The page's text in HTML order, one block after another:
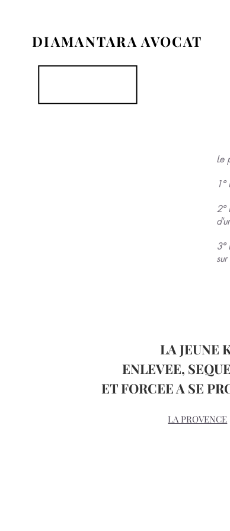
DIAMANTARA AVOCAT
Le
1°
2°
3°
LA JEUNE
ENLEVEE,
ET FORCEE A SE
LA PROVENCE